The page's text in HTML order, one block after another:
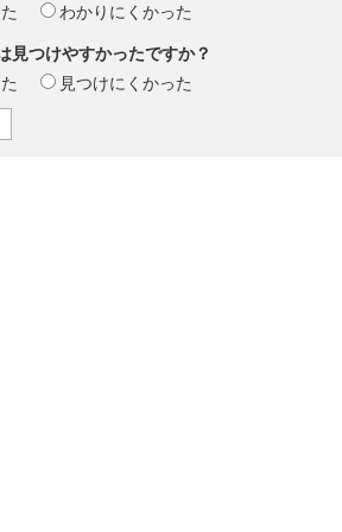
わかりにくかった
見つけやすかったですか？
見つけにくかった